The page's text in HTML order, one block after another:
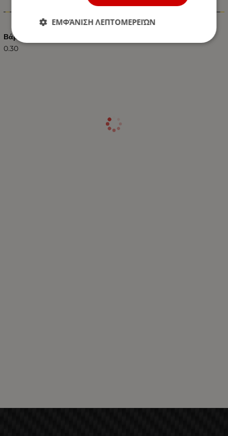
Βάρος (kg.)
0.30
ΕΜΦΆΝΙΣΗ ΛΕΠΤΟΜΕΡΕΙΏΝ